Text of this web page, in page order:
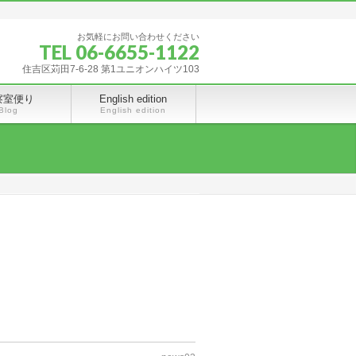
お気軽にお問い合わせください
TEL 06-6655-1122
住吉区苅田7-6-28 第1ユニオンハイツ103
室便り
Blog
English edition
English edition